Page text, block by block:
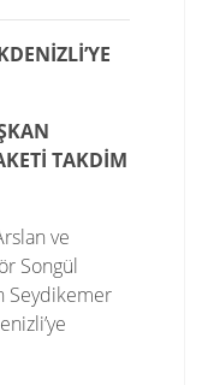
TAKDİM
ve
Songül
Seydikemer